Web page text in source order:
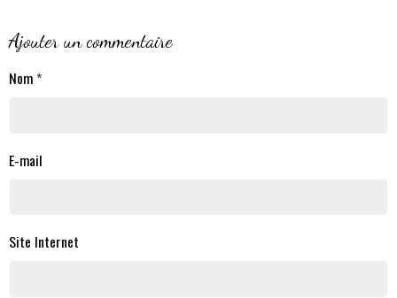
Ajouter un commentaire
Nom
E-mail
Site Internet